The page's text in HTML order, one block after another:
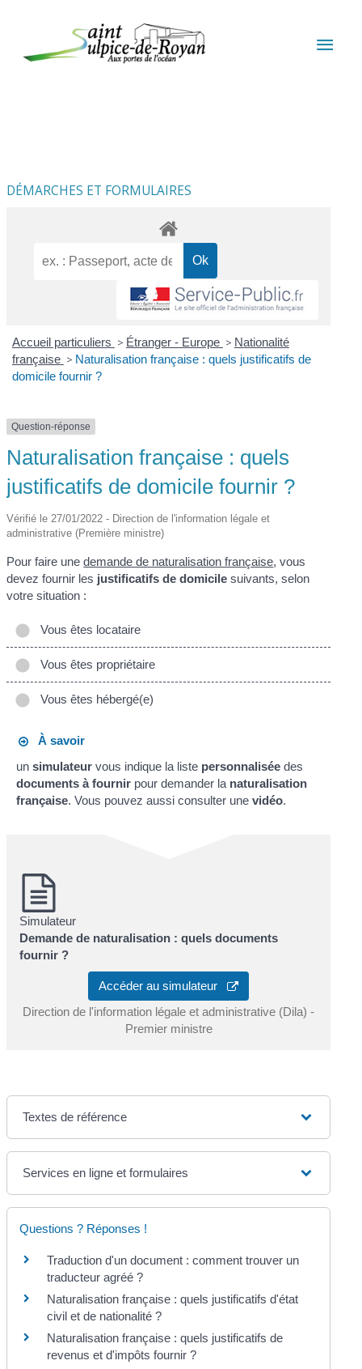
DÉMARCHES ET FORMULAIRES
Accueil particuliers > Étranger - Europe > Nationalité
française > Naturalisation française : quels justificatifs de
domicile fournir ?
Question-réponse
Naturalisation française : quels
justificatifs de domicile fournir ?
Vérifié le 27/01/2022 - Direction de l'information légale et
administrative (Première ministre)
Pour faire unedemande de naturalisation française, vous
devez fournir les justificatifs de domicile suivants, selon
votre situation :
Vous êtes locataire
Vous êtes propriétaire
Vous êtes hébergé(e)
À savoir
un simulateurvous indique la liste personnaliséedes
documents à fournirpour demander la naturalisation
française. Vous pouvez aussi consulter une vidéo.
Simulateur
Demande de naturalisation : quels documents
fournir ?
Accéder au simulateur
Direction de l'information légale et administrative (Dila) -
Premier ministre
Textes de référence
Services en ligne et formulaires
Questions ? Réponses !
Traduction d'un document : comment trouver un
traducteur agréé ?
Naturalisation française : quels justificatifs d'état
civil et de nationalité ?
Naturalisation française : quels justificatifs de
revenus et d'impôts fournir ?